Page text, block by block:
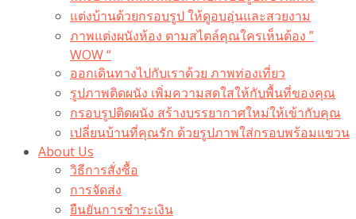
แต่งบ้านด้วยกรอบรูป ให้ดูอบอุ่นและสวยงาม
ภาพแต่งผนังห้อง ตามสไตล์คุณใครเห็นต้อง ”
WOW “
ออกเดินทางไปกับเราด้วย ภาพท่องเที่ยว
รูปภาพติดผนัง เพิ่มความสดใสให้กับพื้นที่ของคุณ
กรอบรูปติดผนัง สร้างบรรยากาศใหม่ให้เข้ากับคุณ
เปลี่ยนบ้านที่คุณรัก ด้วยรูปภาพใส่กรอบพร้อมแขวน​
About Us
วิธีการสั่งซื้อ
การจัดส่ง
ยืนยันการชำระเงิน